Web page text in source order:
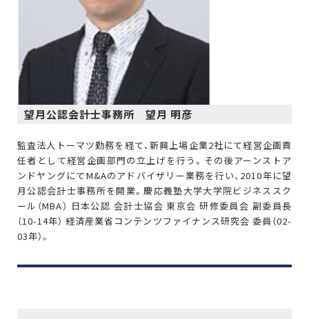
望月公認会計士事務所 望月 明彦
監査法人トーマツ勤務を経て、新興上場企業2社にて経営企画責
任者として経営企画部門の立上げを行う。その後アーンストア
ンドヤングにてM&Aのアドバイザリー業務を行い、2010年に望
月公認会計士事務所を開業。慶応義塾大学大学院ビジネススク
ール（MBA） 日本公認 会計士協会 東京会 研修委員会 副委員長
（10-14年） 経済産業省コンテンツファイナンス研究会 委員（02-
03年）。